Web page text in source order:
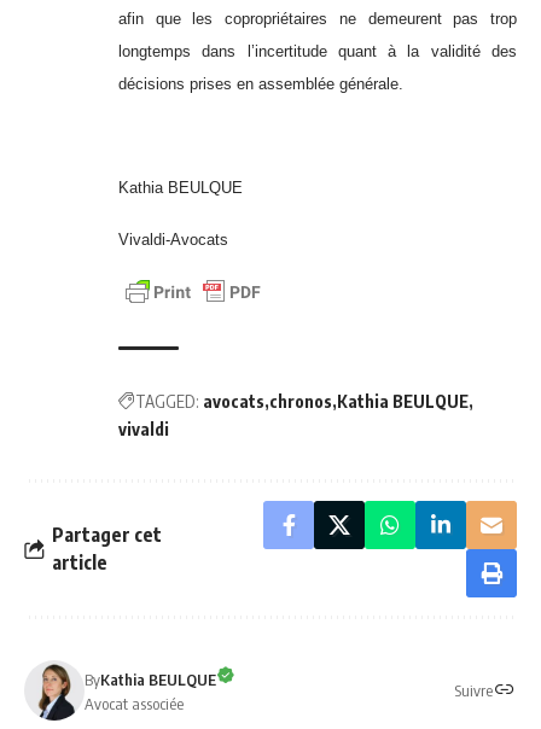
afin que les copropriétaires ne demeurent pas trop
longtemps dans l’incertitude quant à la validité des
décisions prises en assemblée générale.
Kathia BEULQUE
Vivaldi-Avocats
TAGGED: avocats chronos Kathia BEULQUE
vivaldi
Partager cet
article
ByKathia BEULQUE
Avocat associée
Suivre